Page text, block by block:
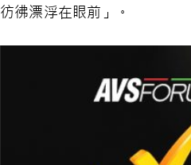
彷彿漂浮在眼前」。